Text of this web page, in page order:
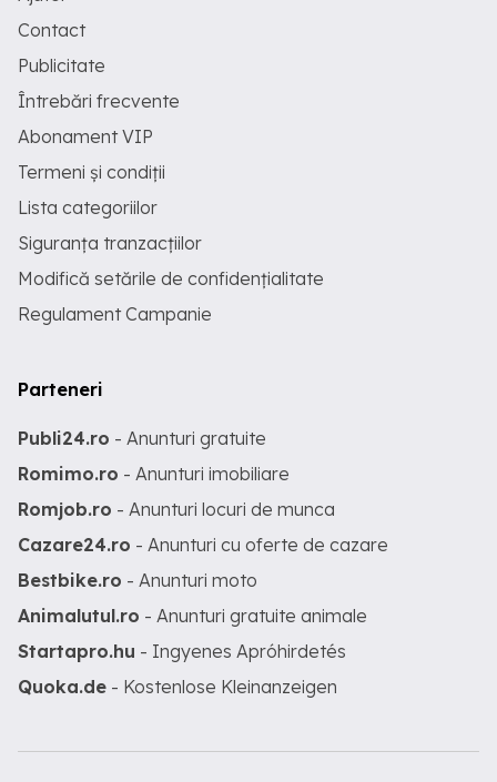
Contact
Publicitate
Întrebări frecvente
Abonament VIP
Termeni și condiții
Lista categoriilor
Siguranța tranzacțiilor
Modifică setările de confidențialitate
Regulament Campanie
Parteneri
Publi24.ro - Anunturi gratuite
Romimo.ro - Anunturi imobiliare
Romjob.ro - Anunturi locuri de munca
Cazare24.ro - Anunturi cu oferte de cazare
Bestbike.ro - Anunturi moto
Animalutul.ro - Anunturi gratuite animale
Startapro.hu - Ingyenes Apróhirdetés
Quoka.de - Kostenlose Kleinanzeigen